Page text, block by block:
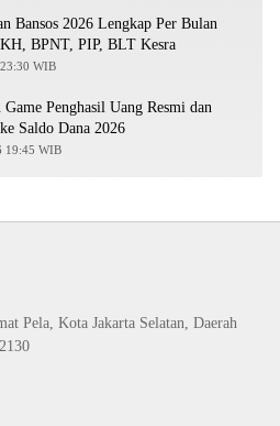
Bansos 2026 Lengkap Per Bulan
BPNT, PIP, BLT Kesra
WIB
Penghasil Uang Resmi dan
Saldo Dana 2026
19:45 WIB
Pela, Kota Jakarta Selatan, Daerah